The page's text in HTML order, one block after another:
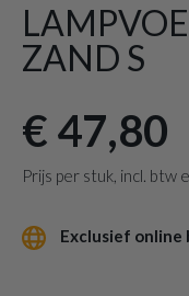
ZAND S
€ 47,80
Prijs per stuk, incl. btw
Exclusief online